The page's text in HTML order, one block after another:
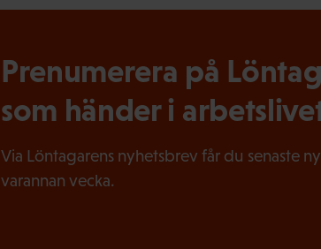
Prenumerera på
som händer i
Via Löntagarens nyhetsbrev får du senaste
varannan vecka.